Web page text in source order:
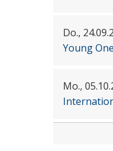
Do.,
Young
Mo.,